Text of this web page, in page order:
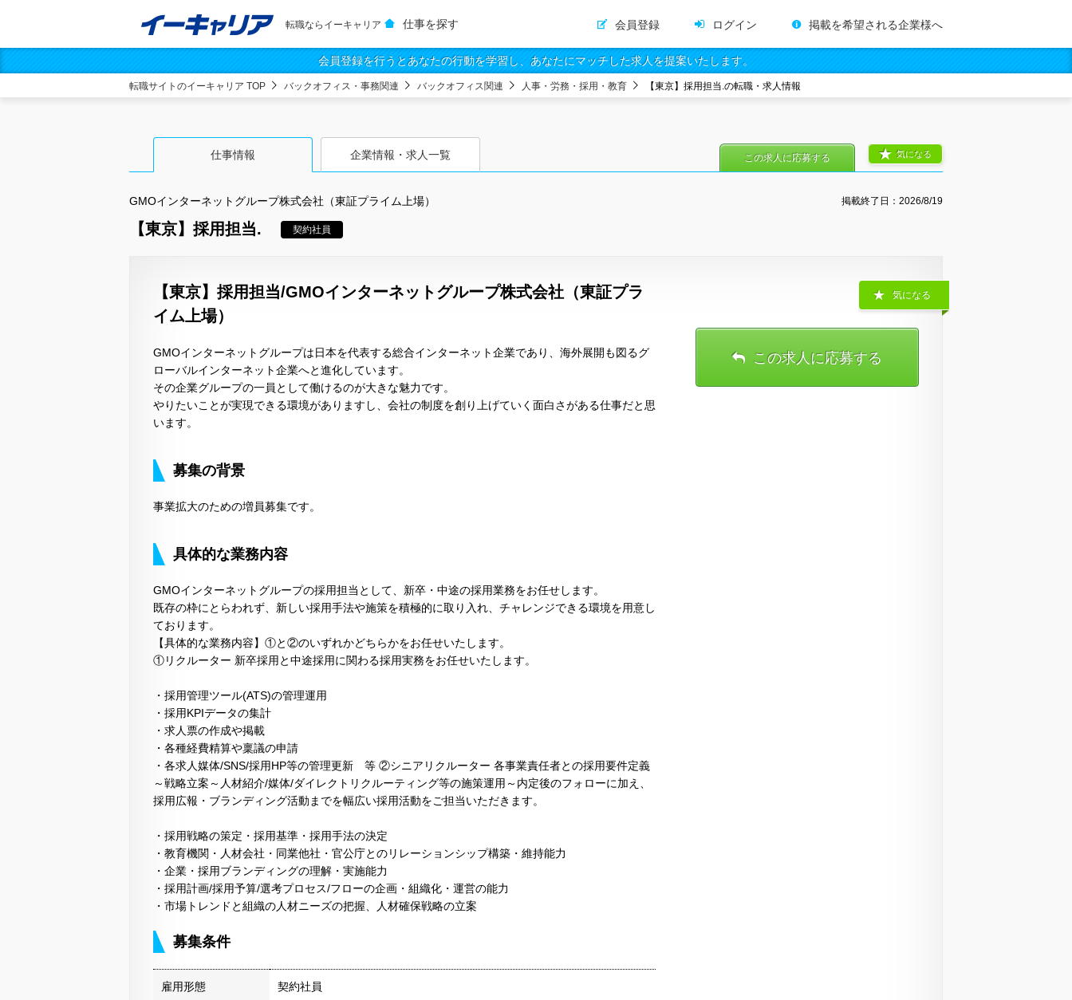
転職ならイーキャリア 仕事を探す 会員登録 ログイン 掲載を希望される企業様へ
会員登録を行うとあなたの行動を学習し、あなたにマッチした求人を提案いたします。
転職サイトのイーキャリア TOP バックオフィス・事務関連 バックオフィス関連 人事・労務・採用・教育 【東京】採用担当.の転職・求人情報
仕事情報 企業情報・求人一覧
GMOインターネットグループ株式会社（東証プライム上場） 掲載終了日： 2026/8/19
【東京】採用担当. 契約社員
気になる
この求人に応募する
【東京】採用担当/GMOインターネットグループ株式会社（東証プラ
イム上場）
GMOインターネットグループは日本を代表する総合インターネット企業であり、海外展開も図るグ
ローバルインターネット企業へと進化しています。
その企業グループの一員として働けるのが大きな魅力です。
やりたいことが実現できる環境がありますし、会社の制度を創り上げていく面白さがある仕事だと思
います。
募集の背景
事業拡大のための増員募集です。
具体的な業務内容
GMOインターネットグループの採用担当として、新卒・中途の採用業務をお任せします。
既存の枠にとらわれず、新しい採用手法や施策を積極的に取り入れ、チャレンジできる環境を用意し
ております。
【具体的な業務内容】①と②のいずれかどちらかをお任せいたします。
①リクルーター 新卒採用と中途採用に関わる採用実務をお任せいたします。
・採用管理ツール(ATS)の管理運用
・採用KPIデータの集計
・求人票の作成や掲載
・各種経費精算や稟議の申請
・各求人媒体/SNS/採用HP等の管理更新 等 ②シニアリクルーター 各事業責任者との採用要件定義
～戦略立案～人材紹介/媒体/ダイレクトリクルーティング等の施策運用～内定後のフォローに加え、
採用広報・ブランディング活動までを幅広い採用活動をご担当いただきます。
・採用戦略の策定・採用基準・採用手法の決定
・教育機関・人材会社・同業他社・官公庁とのリレーションシップ構築・維持能力
・企業・採用ブランディングの理解・実施能力
・採用計画/採用予算/選考プロセス/フローの企画・組織化・運営の能力
・市場トレンドと組織の人材ニーズの把握、人材確保戦略の立案
募集条件
雇用形態 契約社員
気になる
この求人に応募する